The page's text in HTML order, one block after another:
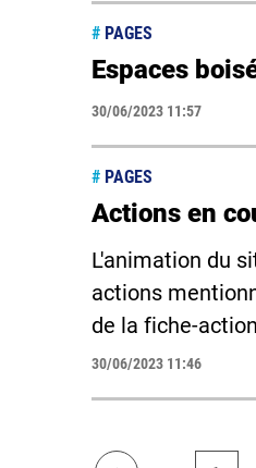
# PAGES
Espaces
30/06/2023 11:57
# PAGES
Actions en
L'animation du
actions
de la fiche-
30/06/2023 11:46